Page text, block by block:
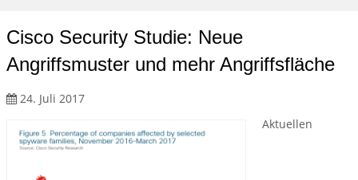
Cisco Security Studie: Neue
Angriffsmuster und mehr Angriffsfläche
24. Juli 2017
Aktuellen